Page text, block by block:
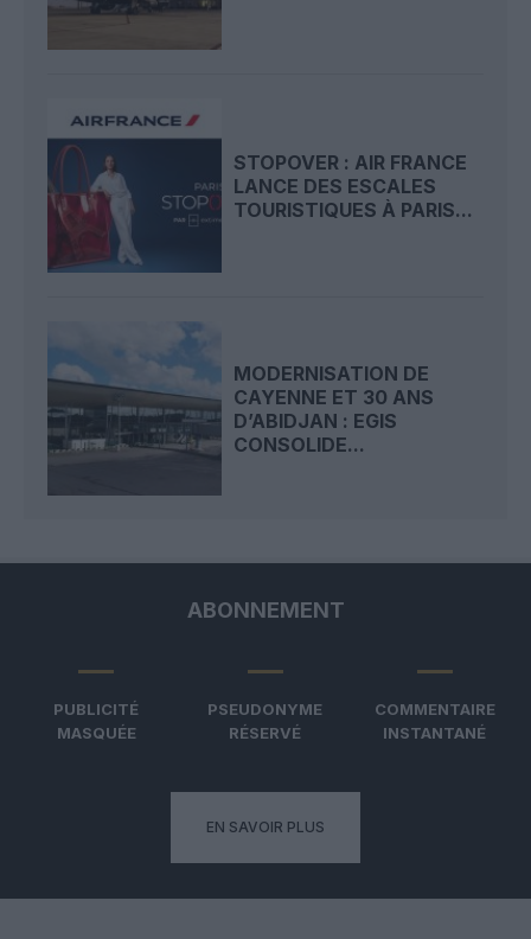
STOPOVER : AIR FRANCE
LANCE DES ESCALES
TOURISTIQUES À PARIS...
MODERNISATION DE
CAYENNE ET 30 ANS
D’ABIDJAN : EGIS
CONSOLIDE...
ABONNEMENT
PUBLICITÉ
MASQUÉE
PSEUDONYME
RÉSERVÉ
COMMENTAIRE
INSTANTANÉ
EN SAVOIR PLUS